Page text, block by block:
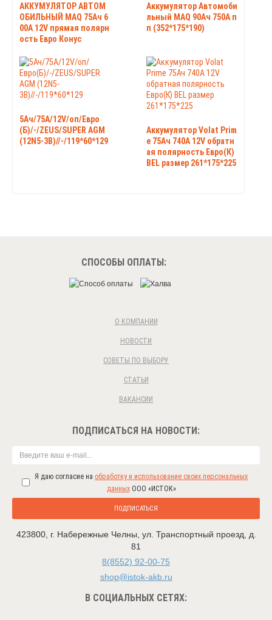
АККУМУЛЯТОР АВТОМ
ОБИЛЬНЫЙ MAQ 75Ач 6
00А 12V прямая полярн
ость Евро Конус
Аккумулятор Автомоби
льный MAQ 90Ач 750А п
п (352*175*190)
5Ач/75А/12V/оп/Евро
(Б)/-/ZEUS/SUPER AGM
(12N5-3B)//-/119*60*129
Аккумулятор Volat Prim
e 75Ач 740А 12V обратн
ая полярность Евро(К)
BEL размер 261*175*225
СПОСОБЫ ОПЛАТЫ:
О КОМПАНИИ
НОВОСТИ
СОВЕТЫ ПО ВЫБОРУ
СТАТЬИ
ВАКАНСИИ
ПОДПИСАТЬСЯ НА НОВОСТИ:
Я даю согласие на обработку и использование своих персональных
данныхООО «ИСТОК»
ПОДПИСАТЬСЯ
423800, г. Набережные Челны ул. Транспортный проезд, д.
81
8(8552) 92-00-75
shop@istok-akb.ru
В СОЦИАЛЬНЫХ СЕТЯХ: